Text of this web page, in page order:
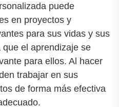
puede
en proyectos y
para sus vidas y sus
el aprendizaje se
para ellos. Al hacer
trabajar en sus
de forma más efectiva